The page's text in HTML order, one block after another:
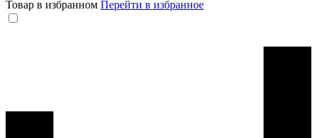
Товар в избранном Перейти в избранное